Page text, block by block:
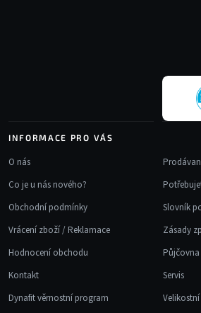
INFORMACE PRO VÁS
O nás
Co je u nás nového?
Obchodní podmínky
Vrácení zboží / Reklamace
Hodnocení obchodu
Kontakt
Dynafit věrnostní program
Slovník
Zásady
Půjčovna
Servis